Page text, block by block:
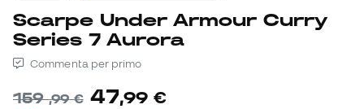
Scarpe Under Armour Curry
Series 7 Aurora
Commenta per primo
159,99 € 47,99 €